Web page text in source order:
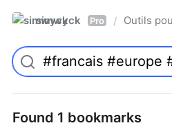
simwyck Pro / Outils
Found 1 bookmarks